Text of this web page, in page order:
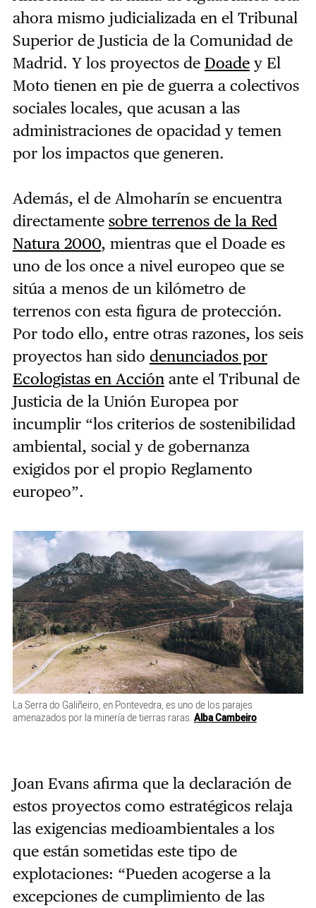
ahora mismo judicializada en el Tribunal
Superior de Justicia de la Comunidad de
Madrid. Y los proyectos de Doadey El
Moto tienen en pie de guerra a colectivos
sociales locales, que acusan a las
administraciones de opacidad y temen
por los impactos que generen.
Además, el de Almoharín se encuentra
directamente sobre terrenos de la Red
Natura 2000, mientras que el Doade es
uno de los once a nivel europeo que se
sitúa a menos de un kilómetro de
terrenos con esta figura de protección.
Por todo ello, entre otras razones, los seis
proyectos han sido denunciados por
Ecologistas en Acciónante el Tribunal de
Justicia de la Unión Europea por
incumplir “los criterios de sostenibilidad
ambiental, social y de gobernanza
exigidos por el propio Reglamento
europeo”.
La Serra do Galiñeiro, en Pontevedra, es uno de los parajes
amenazados por la minería de tierras raras. Alba Cambeiro
Joan Evans afirma que la declaración de
estos proyectos como estratégicos relaja
las exigencias medioambientales a los
que están sometidas este tipo de
explotaciones: “Pueden acogerse a la
excepciones de cumplimiento de las